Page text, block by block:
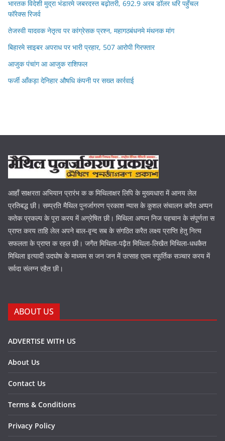
भारतक विदेशी मुद्रा भंडारमे जबरदस्त बढ़ोतरी, 692.9 अरब डॉलर धरि पहुँचल
फॉरेक्स रिजर्व
तेजस्वी यादवक नेतृत्व पर कांग्रेसक प्रश्न, महागठबंधनमे मंथनक मांग
बिहारमे साइबर अपराध पर भारी प्रहार, 507 आरोपी गिरफ्तार
आजुक पंचांग आ आजुक राशिफल
फर्जी आँकड़ा देनिहार औषधि कंपनी पर सख्त कार्रवाई
आहाँ साक्षरता अभियान प्रारंभ क क मिथिलाक्षर लिपि के मुख्यधारा में आनय लेल
प्रतिबद्ध छी। सम्प्रति मैथिल पुनर्जागरण प्रकाश न्यास के कुशल संचालन करैत अप्पन
कतेक प्रकल्प के पूरा करय में अग्रेषित छी। मिथिला अप्पन निज पहचान के संपूर्णता स
प्राप्त करय ताहि लेल अपने बाल-वृन्द सब के संगठित करैत लक्ष्य प्राप्ति हेतु नित्य
सफलता के प्राप्त क रहल छी। जगैत मिथिला-पढ़ैत मिथिला-लिखैत मिथिला-धधकैत
मिथिला इत्यादी उदघोष के माध्यम स जन जन में उत्साह एवम स्फूर्तिक सञ्चार करय में
सर्वदा संलग्न रहैत छी।
ABOUT US
ADVERTISE WITH US
About Us
Contact Us
Terms & Conditions
Privacy Policy